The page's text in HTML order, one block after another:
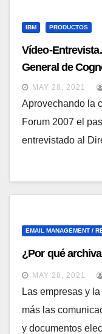
IBM PRODUCTOS
Vídeo-
General de
por Oracle,
Cognos?
MAY 28, 2021
Aprovechando la
Forum 2007 el
entrevistado al
EMAIL MANAGEMENT /
¿Por qué
MAY 28, 2021
Las empresas y
más las
y documentos